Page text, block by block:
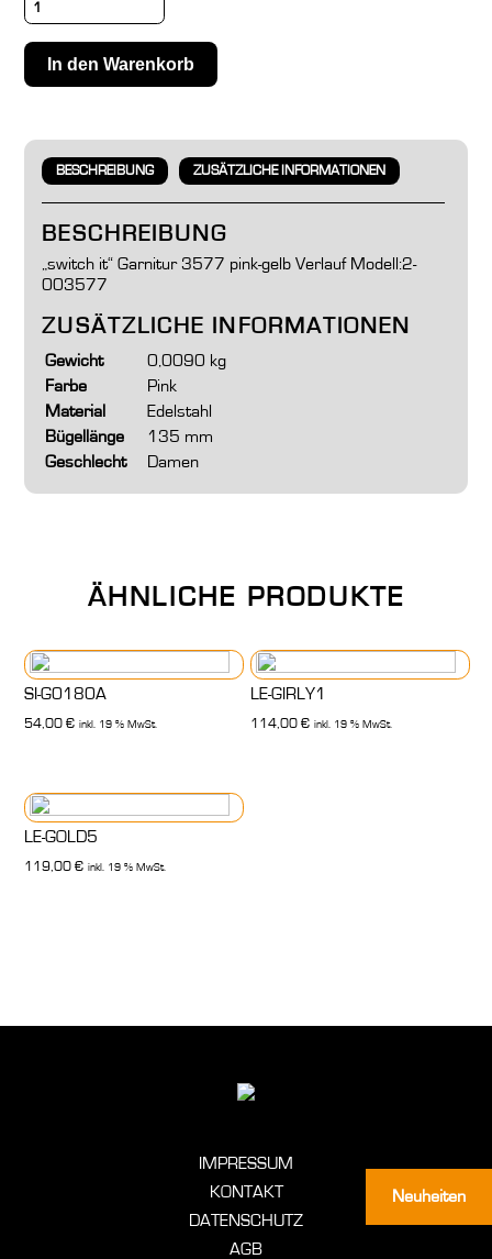
Neuheiten
In den Warenkorb
BESCHREIBUNG ZUSÄTZLICHE INFORMATIONEN
BESCHREIBUNG
„switch it“ Garnitur 3577 pink-gelb Verlauf Modell:2-
003577
ZUSÄTZLICHE INFORMATIONEN
Gewicht
0,0090 kg
Farbe
Pink
Material
Edelstahl
Bügellänge
135 mm
Geschlecht
Damen
ÄHNLICHE PRODUKTE
SI-G0180A
54,00€ inkl. 19 % MwSt.
LE-GIRLY1
114,00€ inkl. 19 % MwSt.
LE-GOLD5
119,00€ inkl. 19 % MwSt.
IMPRESSUM
KONTAKT
DATENSCHUTZ
AGB